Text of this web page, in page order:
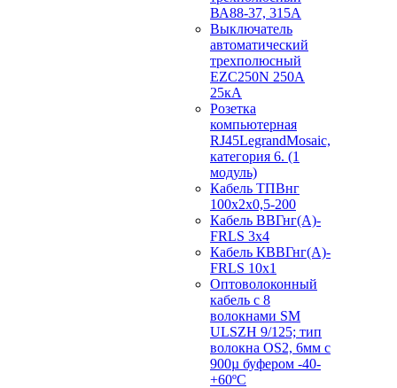
ВА88-37, 315А
Выключатель
автоматический
трехполюсный
EZC250N 250А
25кА
Розетка
компьютерная
RJ45LegrandMosaic,
категория 6. (1
модуль)
Кабель ТПВнг
100х2х0,5-200
Кабель ВВГнг(А)-
FRLS 3х4
Кабель КВВГнг(А)-
FRLS 10х1
Оптоволоконный
кабель с 8
волокнами SM
ULSZH 9/125; тип
волокна OS2, 6мм с
900µ буфером -40-
+60ºC